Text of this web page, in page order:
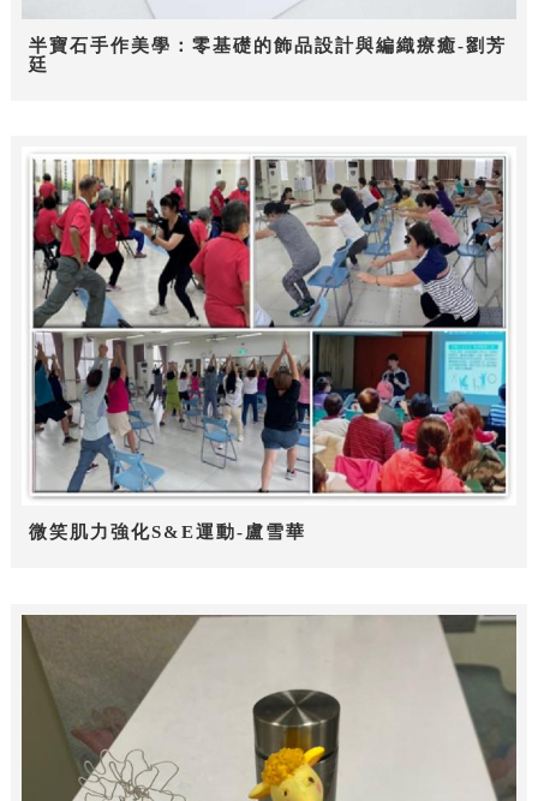
半寶石手作美學：零基礎的飾品設計與編織療癒-劉芳
廷
微笑肌力強化S&E運動-盧雪華